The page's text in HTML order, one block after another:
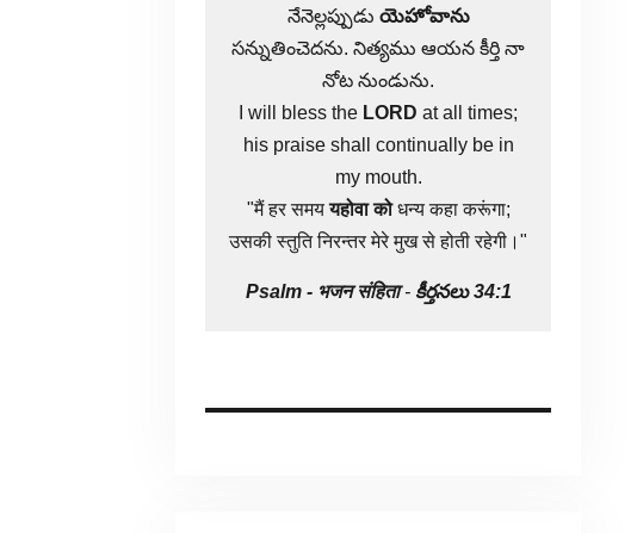
నేనెల్లప్పుడు యెహోవాను
సన్నుతించెదను. నిత్యము ఆయన కీర్తి నా
నోట నుండును.
I will bless the LORD at all times;
his praise shall continually be in
my mouth.
"मैं हर समययहोवा कोधन्य कहा करूंगा;
उसकी स्तुति निरन्तर मेरे मुख से होती रहेगी।"
Psalm - भजन संहिता- కీర్తనలు 34:1